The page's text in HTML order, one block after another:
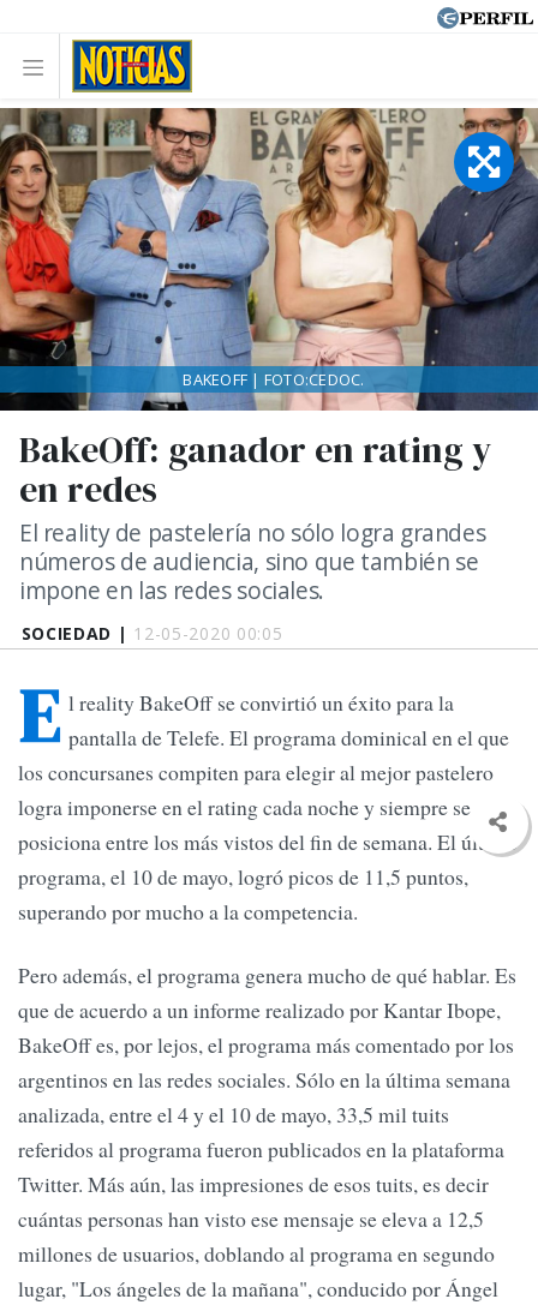
SOCIEDAD | 12-05-2020 00:05
BakeOff: ganador en rating y
en redes
El reality de pastelería no sólo logra grandes
números de audiencia, sino que también se
impone en las redes sociales.
BAKEOFF | FOTO:CEDOC.
E l reality BakeOff se convirtió un éxito para la
pantalla de Telefe. El programa dominical en el que
los concursanes compiten para elegir al mejor pastelero
logra imponerse en el rating cada noche y siempre se
posiciona entre los más vistos del fin de semana. El último
programa, el 10 de mayo, logró picos de 11,5 puntos,
superando por mucho a la competencia.
Pero además, el programa genera mucho de qué hablar. Es
que de acuerdo a un informe realizado por Kantar Ibope,
BakeOff es, por lejos, el programa más comentado por los
argentinos en las redes sociales. Sólo en la última semana
analizada, entre el 4 y el 10 de mayo, 33,5 mil tuits
referidos al programa fueron publicados en la plataforma
Twitter. Más aún, las impresiones de esos tuits, es decir
cuántas personas han visto ese mensaje se eleva a 12,5
millones de usuarios, doblando al programa en segundo
lugar, "Los ángeles de la mañana", conducido por Ángel